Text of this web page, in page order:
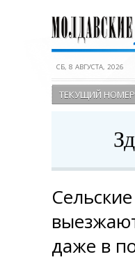
СБ, 8 АВГУСТА, 2026
ТЕКУЩИЙ НОМЕР
даже в